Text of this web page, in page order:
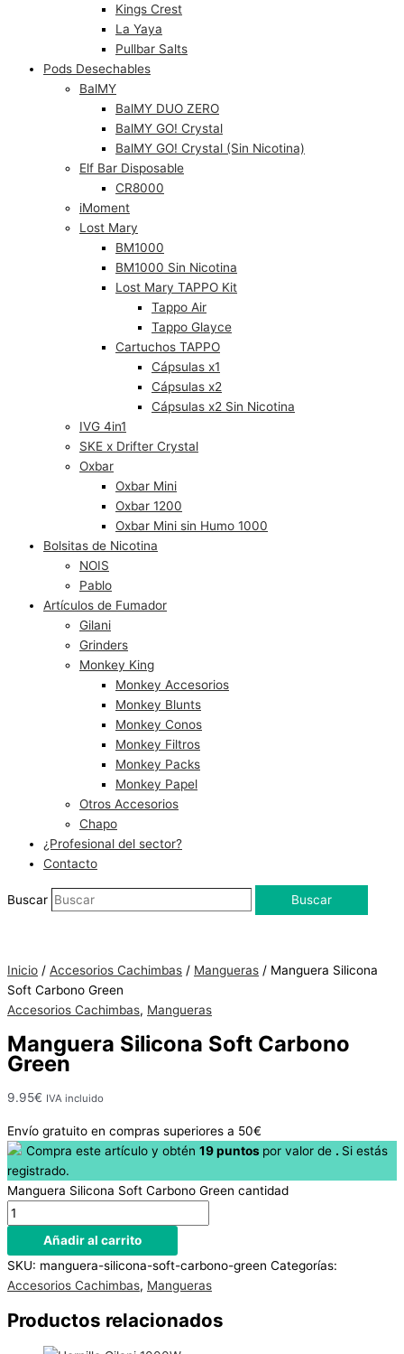
Kings Crest
La Yaya
Pullbar Salts
Pods Desechables
BalMY
BalMY DUO ZERO
BalMY GO! Crystal
BalMY GO! Crystal (Sin Nicotina)
Elf Bar Disposable
CR8000
iMoment
Lost Mary
BM1000
BM1000 Sin Nicotina
Lost Mary TAPPO Kit
Tappo Air
Tappo Glayce
Cartuchos TAPPO
Cápsulas x1
Cápsulas x2
Cápsulas x2 Sin Nicotina
IVG 4in1
SKE x Drifter Crystal
Oxbar
Oxbar Mini
Oxbar 1200
Oxbar Mini sin Humo 1000
Bolsitas de Nicotina
NOIS
Pablo
Artículos de Fumador
Gilani
Grinders
Monkey King
Monkey Accesorios
Monkey Blunts
Monkey Conos
Monkey Filtros
Monkey Packs
Monkey Papel
Otros Accesorios
Chapo
¿Profesional del sector?
Contacto
Buscar Buscar
Inicio / Accesorios Cachimbas / Mangueras / Manguera Silicona
Soft Carbono Green
Accesorios Cachimbas, Mangueras
Manguera Silicona Soft Carbono
Green
9.95€ IVA incluido
Envío gratuito en compras superiores a 50€
Compra este artículo y obtén 19puntos por valor de . Si estás
registrado.
Manguera Silicona Soft Carbono Green cantidad
Añadir al carrito
SKU: manguera-silicona-soft-carbono-green Categorías:
Accesorios Cachimbas, Mangueras
Productos relacionados